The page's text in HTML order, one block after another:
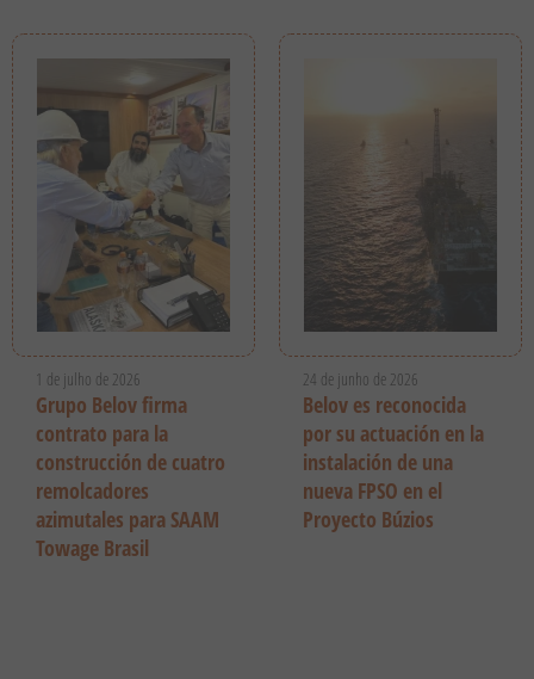
1 de julho de 2026
Grupo Belov firma
contrato para la
construcción de cuatro
remolcadores
azimutales para SAAM
Towage Brasil
24 de junho de 2026
Belov es reconocida
por su actuación en la
instalación de una
nueva FPSO en el
Proyecto Búzios